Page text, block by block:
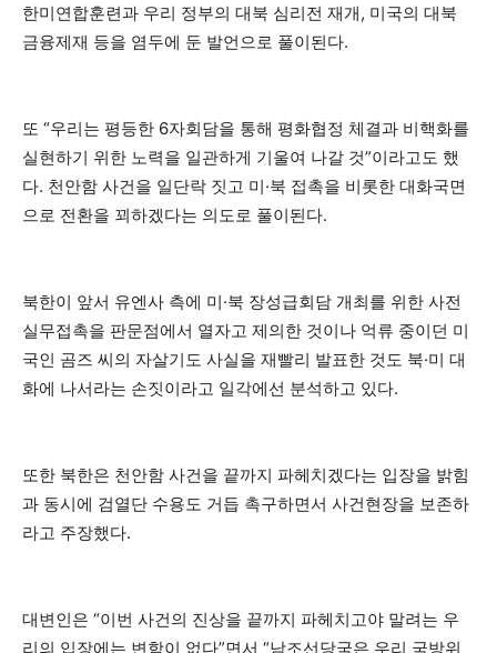
한미연합훈련과 우리 정부의 대북 심리전 재개, 미국의 대북
금융제재 등을 염두에 둔 발언으로 풀이된다.
또 “우리는 평등한 6자회담을 통해 평화협정 체결과 비핵화를
실현하기 위한 노력을 일관하게 기울여 나갈 것”이라고도 했
다. 천안함 사건을 일단락 짓고 미·북 접촉을 비롯한 대화국면
으로 전환을 꾀하겠다는 의도로 풀이된다.
북한이 앞서 유엔사 측에 미·북 장성급회담 개최를 위한 사전
실무접촉을 판문점에서 열자고 제의한 것이나 억류 중이던 미
국인 곰즈 씨의 자살기도 사실을 재빨리 발표한 것도 북·미 대
화에 나서라는 손짓이라고 일각에선 분석하고 있다.
또한 북한은 천안함 사건을 끝까지 파헤치겠다는 입장을 밝힘
과 동시에 검열단 수용도 거듭 촉구하면서 사건현장을 보존하
라고 주장했다.
대변인은 “이번 사건의 진상을 끝까지 파헤치고야 말려는 우
리의 입장에는 변함이 없다”면서 “남조선당국은 우리 국방위